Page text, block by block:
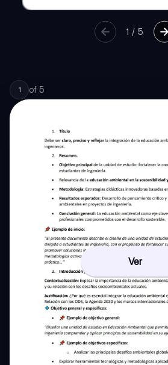
1 /5
1 of 5
Ver